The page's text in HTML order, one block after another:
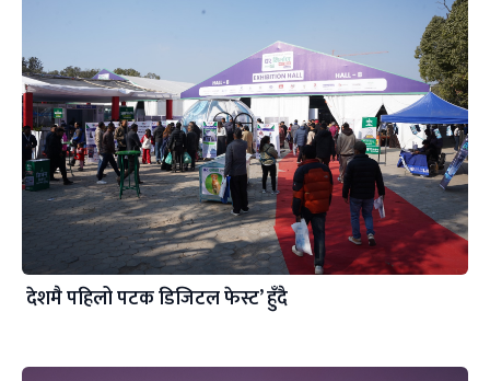
देशमै पहिलो पटक डिजिटल फेस्ट’ हुँदै